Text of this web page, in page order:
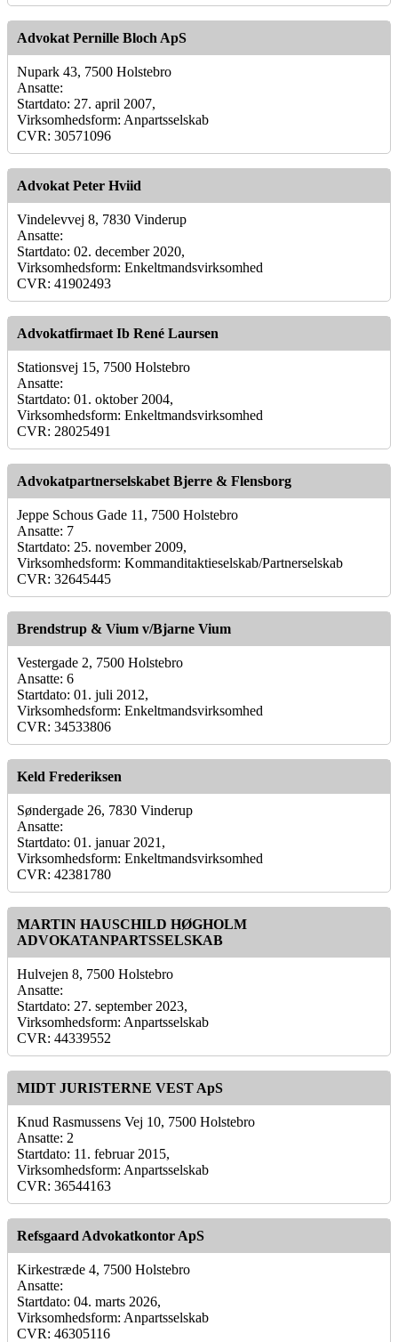
Advokat Pernille Bloch ApS
Nupark 43, 7500 Holstebro
Ansatte:
Startdato: 27. april 2007,
Virksomhedsform: Anpartsselskab
CVR: 30571096
Advokat Peter Hviid
Vindelevvej 8, 7830 Vinderup
Ansatte:
Startdato: 02. december 2020,
Virksomhedsform: Enkeltmandsvirksomhed
CVR: 41902493
Advokatfirmaet Ib René Laursen
Stationsvej 15, 7500 Holstebro
Ansatte:
Startdato: 01. oktober 2004,
Virksomhedsform: Enkeltmandsvirksomhed
CVR: 28025491
Advokatpartnerselskabet Bjerre & Flensborg
Jeppe Schous Gade 11, 7500 Holstebro
Ansatte: 7
Startdato: 25. november 2009,
Virksomhedsform: Kommanditaktieselskab/Partnerselskab
CVR: 32645445
Brendstrup & Vium v/Bjarne Vium
Vestergade 2, 7500 Holstebro
Ansatte: 6
Startdato: 01. juli 2012,
Virksomhedsform: Enkeltmandsvirksomhed
CVR: 34533806
Keld Frederiksen
Søndergade 26, 7830 Vinderup
Ansatte:
Startdato: 01. januar 2021,
Virksomhedsform: Enkeltmandsvirksomhed
CVR: 42381780
MARTIN HAUSCHILD HØGHOLM
ADVOKATANPARTSSELSKAB
Hulvejen 8, 7500 Holstebro
Ansatte:
Startdato: 27. september 2023,
Virksomhedsform: Anpartsselskab
CVR: 44339552
MIDT JURISTERNE VEST ApS
Knud Rasmussens Vej 10, 7500 Holstebro
Ansatte: 2
Startdato: 11. februar 2015,
Virksomhedsform: Anpartsselskab
CVR: 36544163
Refsgaard Advokatkontor ApS
Kirkestræde 4, 7500 Holstebro
Ansatte:
Startdato: 04. marts 2026,
Virksomhedsform: Anpartsselskab
CVR: 46305116